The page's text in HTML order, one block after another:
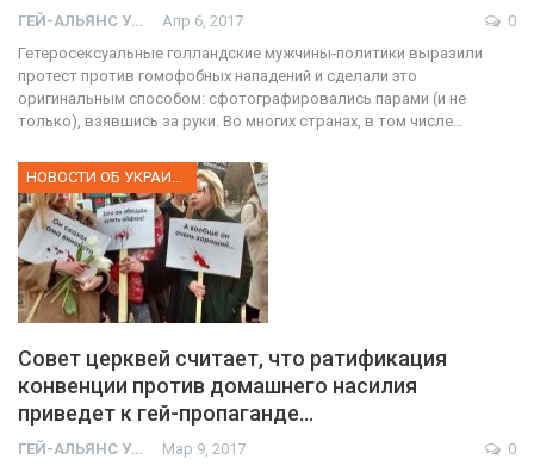
ГЕЙ-АЛЬЯНС УКРАИНА Апр 6, 2017
0
Гетеросексуальные голландские мужчины-политики выразили
протест против гомофобных нападений и сделали это
оригинальным способом: сфотографировались парами (и не
только), взявшись за руки. Во многих странах, в том числе…
НОВОСТИ ОБ УКРАИНЕ
Совет церквей считает, что ратификация
конвенции против домашнего насилия
приведет к гей-пропаганде…
ГЕЙ-АЛЬЯНС УКРАИНА Мар 9, 2017
0